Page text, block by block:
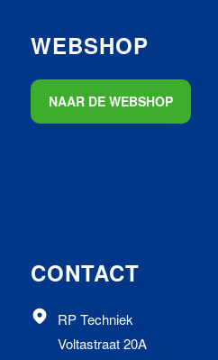
WEBSHOP
NAAR DE WEBSHOP
CONTACT
RP Techniek
Voltastraat 20A